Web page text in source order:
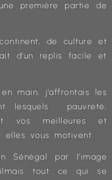
première partie de
de culture et
d’un replis facile et
main, j’affrontais les
lesquels pauvreté,
vos meilleures et
elles vous motivent.
Sénégal par l’image
tout ce qui se